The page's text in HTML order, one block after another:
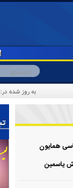
به روز شده در: ۱۵ مرداد ۱۴۰۵ - ۰۹:۲۰
همایون
یاسمین